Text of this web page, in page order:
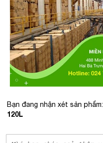
Bạn đang nhận xét sản phẩm:
120L